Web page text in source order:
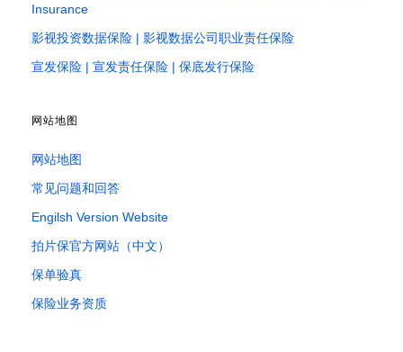
Insurance
影视投资数据保险 | 影视数据公司职业责任保险
宣发保险 | 宣发责任保险 | 保底发行保险
网站地图
网站地图
常见问题和回答
Engilsh Version Website
拍片保官方网站（中文）
保单验真
保险业务资质